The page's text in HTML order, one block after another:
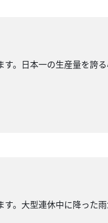
。日本一の生産量を誇
。大型連休中に降った